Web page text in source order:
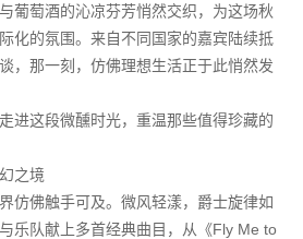
葡萄酒的沁凉芬芳悄然交织，为这场秋
化的氛围。来自不同国家的嘉宾陆续抵
，那一刻，仿佛理想生活正于此悄然发
进这段微醺时光，重温那些值得珍藏的
之境
仿佛触手可及。微风轻漾，爵士旋律如
乐队献上多首经典曲目，从《Fly Me to